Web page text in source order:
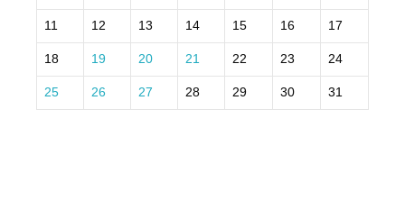
11 12 13 14 15 16 17
18 19 20 21 22 23 24
25 26 27 28 29 30 31